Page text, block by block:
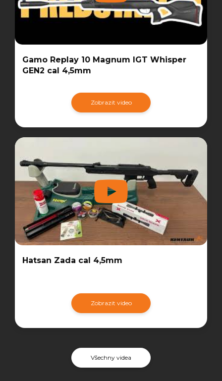
Gamo Replay 10 Magnum IGT Whisper
GEN2 cal 4,5mm
Zobrazit video
Hatsan Zada cal 4,5mm
Zobrazit video
Všechny videa